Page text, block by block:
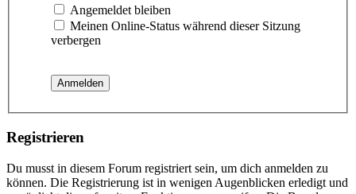
Angemeldet bleiben
Meinen Online-Status während dieser Sitzung
verbergen
Registrieren
Du musst in diesem Forum registriert sein, um dich anmelden zu
können. Die Registrierung ist in wenigen Augenblicken erledigt und